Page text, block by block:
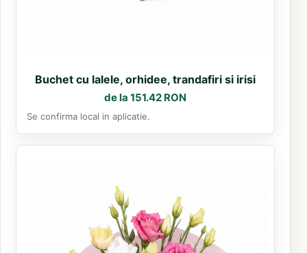
Buchet cu lalele, orhidee, trandafiri si irisi
de la 151.42 RON
Se confirma local in aplicatie.